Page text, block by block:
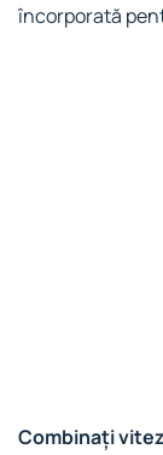
încorporată
Combinați